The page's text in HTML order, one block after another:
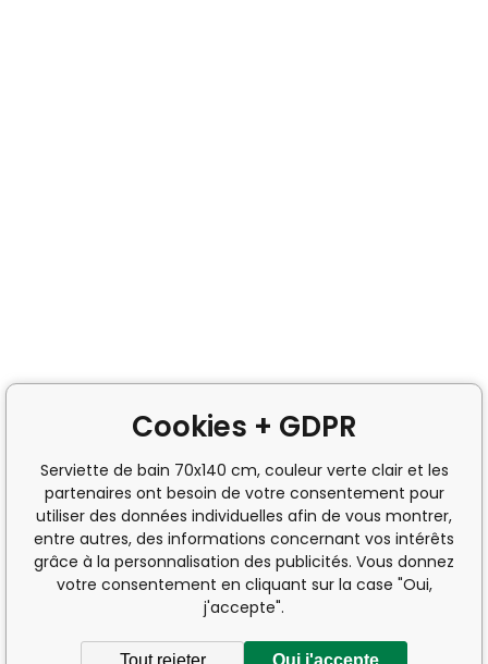
Cookies + GDPR
Serviette de bain 70x140 cm, couleur verte clair et les
partenaires ont besoin de votre consentement pour
utiliser des données individuelles afin de vous montrer,
entre autres, des informations concernant vos intérêts
grâce à la personnalisation des publicités. Vous donnez
votre consentement en cliquant sur la case "Oui,
j'accepte".
Tout rejeter Oui j'accepte